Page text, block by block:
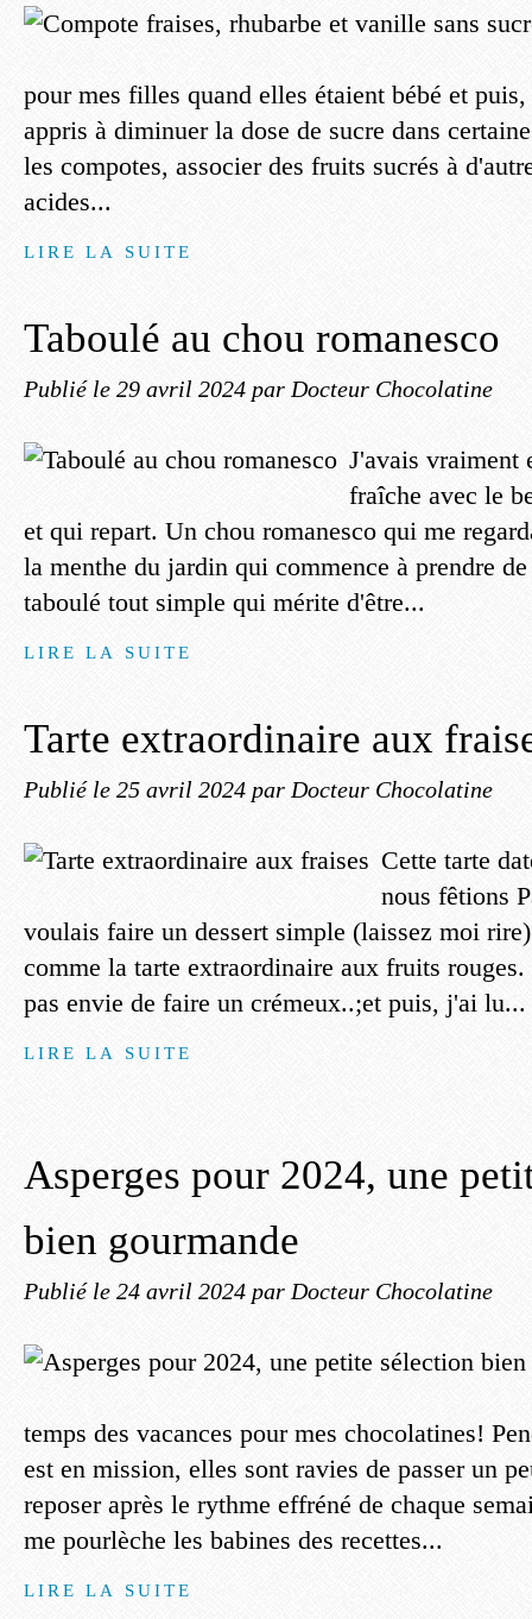
pour mes filles quand elles étaient bébé et
appris à diminuer la dose de sucre dans
les compotes, associer des fruits sucrés à
acides...
LIRE LA SUITE
Taboulé au chou romanesco
Publié le 29 avril 2024 par Docteur Chocolatine
J'avais vraiment
fraîche avec le
et qui repart. Un chou romanesco qui me
la menthe du jardin qui commence à prendre
taboulé tout simple qui mérite d'être...
LIRE LA SUITE
Tarte extraordinaire aux
Publié le 25 avril 2024 par Docteur Chocolatine
Cette tarte
nous fêtions
voulais faire un dessert simple (laissez moi
comme la tarte extraordinaire aux fruits
pas envie de faire un crémeux..;et puis, j'ai lu...
LIRE LA SUITE
Asperges pour 2024, une
bien gourmande
Publié le 24 avril 2024 par Docteur Chocolatine
temps des vacances pour mes chocolatines!
est en mission, elles sont ravies de passer un
reposer après le rythme effréné de chaque
me pourlèche les babines des recettes...
LIRE LA SUITE